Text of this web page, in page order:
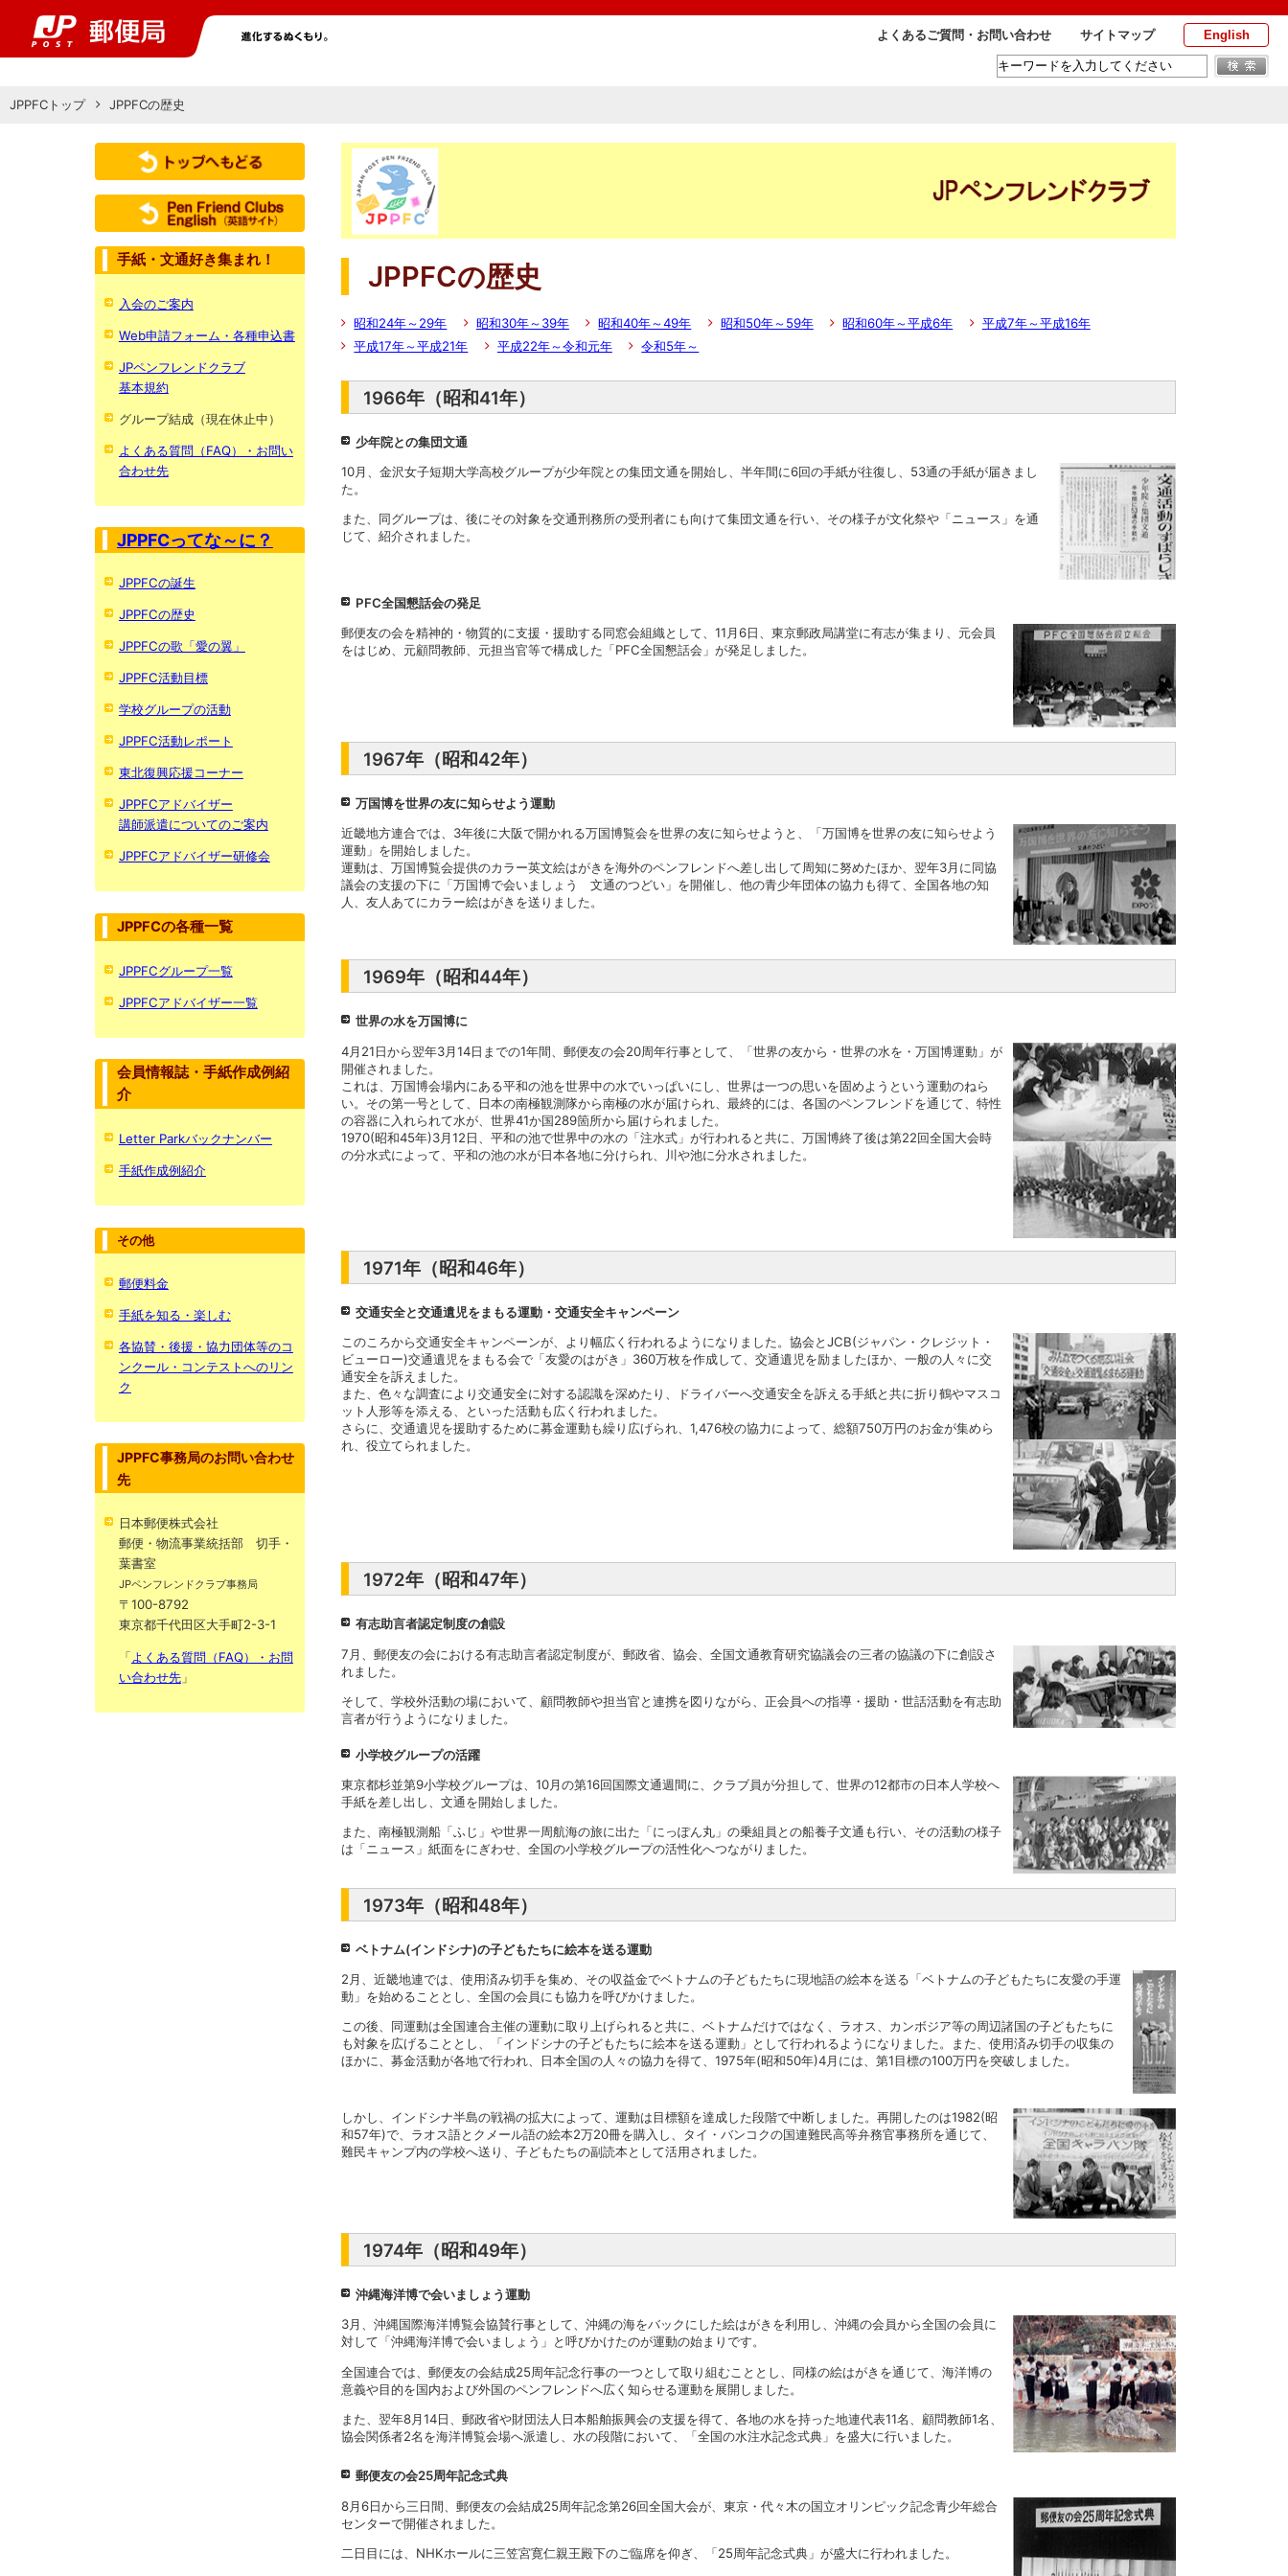
よくあるご質問・お問い合わせ サイトマップ English
JPPFCトップ JPPFCの歴史
手紙・文通好き集まれ！
入会のご案内
Web申請フォーム・各種申込書
JPペンフレンドクラブ
基本規約
グループ結成（現在休止中）
よくある質問（FAQ）・お問い
合わせ先
JPPFCってな～に？
JPPFCの誕生
JPPFCの歴史
JPPFCの歌「愛の翼」
JPPFC活動目標
学校グループの活動
JPPFC活動レポート
東北復興応援コーナー
JPPFCアドバイザー
講師派遣についてのご案内
JPPFCアドバイザー研修会
JPPFCの各種一覧
JPPFCグループ一覧
JPPFCアドバイザー一覧
会員情報誌・手紙作成例紹
介
Letter Parkバックナンバー
手紙作成例紹介
その他
郵便料金
手紙を知る・楽しむ
各協賛・後援・協力団体等のコ
ンクール・コンテストへのリン
ク
JPPFC事務局のお問い合わせ
先
日本郵便株式会社
郵便・物流事業統括部 切手・
葉書室
JPペンフレンドクラブ事務局
〒100-8792
東京都千代田区大手町2-3-1
「よくある質問（FAQ）・お問
い合わせ先」
JPPFCの歴史
昭和24年～29年 昭和30年～39年 昭和40年～49年 昭和50年～59年 昭和60年～平成6年
平成7年～平成16年
平成17年～平成21年
平成22年～令和元年 令和5年～
1966年（昭和41年）
少年院との集団文通
10月、金沢女子短期大学高校グループが少年院との集団文通を開始し、半年間に6回の手紙が往復し、53通の手紙が届きまし
た。
また、同グループは、後にその対象を交通刑務所の受刑者にも向けて集団文通を行い、その様子が文化祭や「ニュース」を通
じて、紹介されました。
PFC全国懇話会の発足
郵便友の会を精神的・物質的に支援・援助する同窓会組織として、11月6日、東京郵政局講堂に有志が集まり、元会員
をはじめ、元顧問教師、元担当官等で構成した「PFC全国懇話会」が発足しました。
1967年（昭和42年）
万国博を世界の友に知らせよう運動
近畿地方連合では、3年後に大阪で開かれる万国博覧会を世界の友に知らせようと、「万国博を世界の友に知らせよう
運動」を開始しました。
運動は、万国博覧会提供のカラー英文絵はがきを海外のペンフレンドへ差し出して周知に努めたほか、翌年3月に同協
議会の支援の下に「万国博で会いましょう 文通のつどい」を開催し、他の青少年団体の協力も得て、全国各地の知
人、友人あてにカラー絵はがきを送りました。
1969年（昭和44年）
世界の水を万国博に
4月21日から翌年3月14日までの1年間、郵便友の会20周年行事として、「世界の友から・世界の水を・万国博運動」が
開催されました。
これは、万国博会場内にある平和の池を世界中の水でいっぱいにし、世界は一つの思いを固めようという運動のねら
い。その第一号として、日本の南極観測隊から南極の水が届けられ、最終的には、各国のペンフレンドを通じて、特性
の容器に入れられて水が、世界41か国289箇所から届けられました。
1970(昭和45年)3月12日、平和の池で世界中の水の「注水式」が行われると共に、万国博終了後は第22回全国大会時
の分水式によって、平和の池の水が日本各地に分けられ、川や池に分水されました。
1971年（昭和46年）
交通安全と交通遺児をまもる運動・交通安全キャンペーン
このころから交通安全キャンペーンが、より幅広く行われるようになりました。協会とJCB(ジャパン・クレジット・
ビューロー)交通遺児をまもる会で「友愛のはがき」360万枚を作成して、交通遺児を励ましたほか、一般の人々に交
通安全を訴えました。
また、色々な調査により交通安全に対する認識を深めたり、ドライバーへ交通安全を訴える手紙と共に折り鶴やマスコ
ット人形等を添える、といった活動も広く行われました。
さらに、交通遺児を援助するために募金運動も繰り広げられ、1,476校の協力によって、総額750万円のお金が集めら
れ、役立てられました。
1972年（昭和47年）
有志助言者認定制度の創設
7月、郵便友の会における有志助言者認定制度が、郵政省、協会、全国文通教育研究協議会の三者の協議の下に創設さ
れました。
そして、学校外活動の場において、顧問教師や担当官と連携を図りながら、正会員への指導・援助・世話活動を有志助
言者が行うようになりました。
小学校グループの活躍
東京都杉並第9小学校グループは、10月の第16回国際文通週間に、クラブ員が分担して、世界の12都市の日本人学校へ
手紙を差し出し、文通を開始しました。
また、南極観測船「ふじ」や世界一周航海の旅に出た「にっぽん丸」の乗組員との船養子文通も行い、その活動の様子
は「ニュース」紙面をにぎわせ、全国の小学校グループの活性化へつながりました。
1973年（昭和48年）
ベトナム(インドシナ)の子どもたちに絵本を送る運動
2月、近畿地連では、使用済み切手を集め、その収益金でベトナムの子どもたちに現地語の絵本を送る「ベトナムの子どもたちに友愛の手運
動」を始めることとし、全国の会員にも協力を呼びかけました。
この後、同運動は全国連合主催の運動に取り上げられると共に、ベトナムだけではなく、ラオス、カンボジア等の周辺諸国の子どもたちに
も対象を広げることとし、「インドシナの子どもたちに絵本を送る運動」として行われるようになりました。また、使用済み切手の収集の
ほかに、募金活動が各地で行われ、日本全国の人々の協力を得て、1975年(昭和50年)4月には、第1目標の100万円を突破しました。
しかし、インドシナ半島の戦禍の拡大によって、運動は目標額を達成した段階で中断しました。再開したのは1982(昭
和57年)で、ラオス語とクメール語の絵本2万20冊を購入し、タイ・バンコクの国連難民高等弁務官事務所を通じて、
難民キャンプ内の学校へ送り、子どもたちの副読本として活用されました。
1974年（昭和49年）
沖縄海洋博で会いましょう運動
3月、沖縄国際海洋博覧会協賛行事として、沖縄の海をバックにした絵はがきを利用し、沖縄の会員から全国の会員に
対して「沖縄海洋博で会いましょう」と呼びかけたのが運動の始まりです。
全国連合では、郵便友の会結成25周年記念行事の一つとして取り組むこととし、同様の絵はがきを通じて、海洋博の
意義や目的を国内および外国のペンフレンドへ広く知らせる運動を展開しました。
また、翌年8月14日、郵政省や財団法人日本船舶振興会の支援を得て、各地の水を持った地連代表11名、顧問教師1名、
協会関係者2名を海洋博覧会場へ派遣し、水の段階において、「全国の水注水記念式典」を盛大に行いました。
郵便友の会25周年記念式典
8月6日から三日間、郵便友の会結成25周年記念第26回全国大会が、東京・代々木の国立オリンピック記念青少年総合
センターで開催されました。
二日目には、NHKホールに三笠宮寛仁親王殿下のご臨席を仰ぎ、「25周年記念式典」が盛大に行われました。